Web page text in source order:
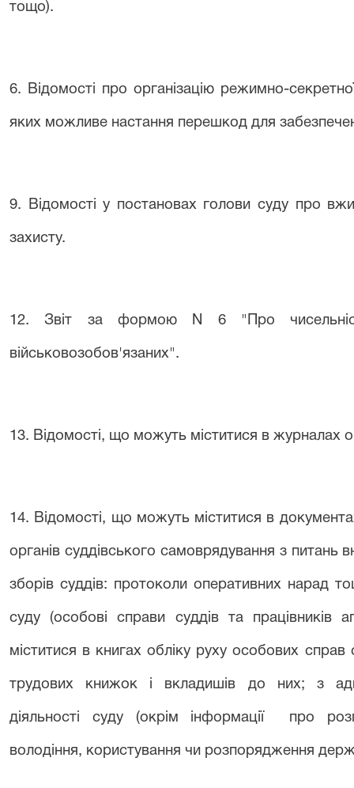
тощо).
6. Відомості про організацію режимно-
яких можливе настання перешкод для
9. Відомості у постановах голови суду про
захисту.
12. Звіт за формою N 6 "Про
військовозобов'язаних".
13. Відомості, що можуть міститися в журналах
14. Відомості, що можуть міститися в
органів суддівського самоврядування з питань
зборів суддів: протоколи оперативних нарад
суду (особові справи суддів та працівників
міститися в книгах обліку руху особових справ
трудових книжок і вкладишів до них; з
діяльності суду (окрім інформації про
володіння, користування чи розпорядження